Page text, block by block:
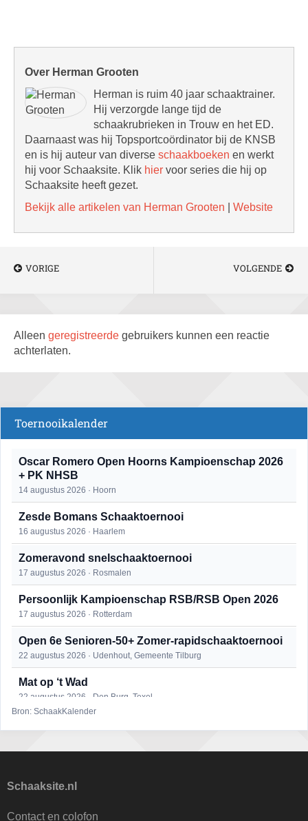
Over Herman Grooten
Herman is ruim 40 jaar schaaktrainer.
Hij verzorgde lange tijd de
schaakrubrieken in Trouw en het ED.
Daarnaast was hij Topsportcoördinator bij de KNSB
en is hij auteur van diverse schaakboeken en werkt
hij voor Schaaksite. Klik hier voor series die hij op
Schaaksite heeft gezet.
Bekijk alle artikelen van Herman Grooten
Website
VORIGE VOLGENDE
Alleen geregistreerde gebruikers kunnen een reactie
achterlaten.
Toernooikalender
Oscar Romero Open Hoorns Kampioenschap 2026
+ PK NHSB
14 augustus 2026 · Hoorn
Zesde Bomans Schaaktoernooi
16 augustus 2026 · Haarlem
Zomeravond snelschaaktoernooi
17 augustus 2026 · Rosmalen
Persoonlijk Kampioenschap RSB/RSB Open 2026
17 augustus 2026 · Rotterdam
Open 6e Senioren-50+ Zomer-rapidschaaktoernooi
22 augustus 2026 · Udenhout, Gemeente Tilburg
Mat op ‘t Wad
22 augustus 2026 · Den Burg, Texel
23 augustus 2026 · Utrecht
Bron: SchaakKalender
Schaaksite.nl
Contact en colofon